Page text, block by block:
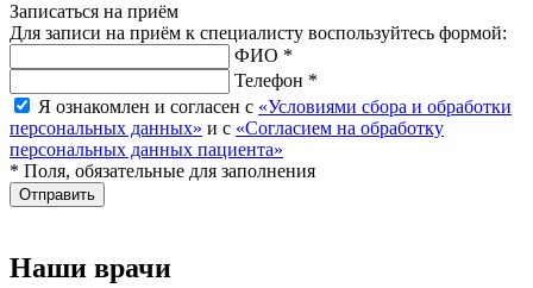
Записаться на приём
Для записи на приём к специалисту воспользуйтесь формой:
ФИО *
Телефон *
Я ознакомлен и согласен с «Условиями сбора и обработки
персональных данных» и с «Согласием на обработку
персональных данных пациента»
* Поля, обязательные для заполнения
Отправить
Наши врачи